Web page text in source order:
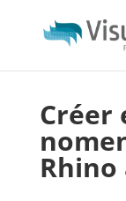
Créer
Rhino